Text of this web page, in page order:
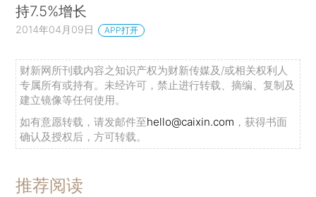
持7.5%增长
2014年04月09日 APP打开
财新网所刊载内容之知识产权为财新传媒及/或相关权利人
专属所有或持有。未经许可，禁止进行转载、摘编、复制及
建立镜像等任何使用。
如有意愿转载，请发邮件至hello@caixin.com ，获得书面
确认及授权后，方可转载。
推荐阅读